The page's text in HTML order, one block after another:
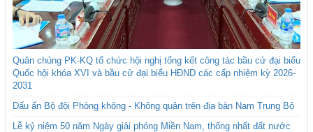
Quân chủng PK-KQ tổ chức hội nghị tổng kết công tác bầu cử đại biểu
Quốc hội khóa XVI và bầu cử đại biểu HĐND các cấp nhiệm kỳ 2026-
2031
Dấu ấn Bộ đội Phòng không - Không quân trên địa bàn Nam Trung Bộ
Lễ kỷ niệm 50 năm Ngày giải phóng Miền Nam, thống nhất đất nước